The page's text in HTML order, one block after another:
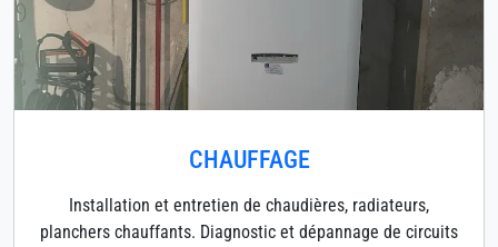
CHAUFFAGE
Installation et entretien de chaudières, radiateurs,
planchers chauffants. Diagnostic et dépannage de circuits